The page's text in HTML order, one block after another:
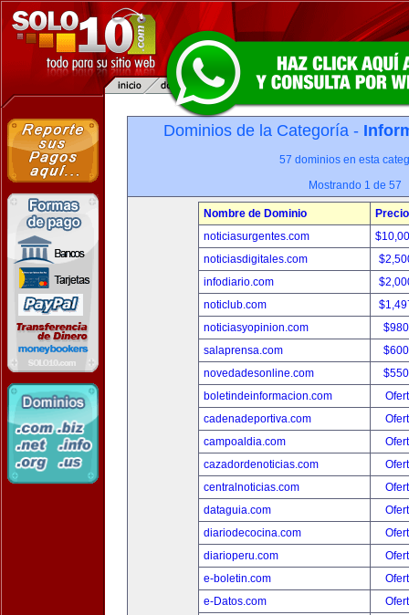
Dominios de la Categoría -
57 dominios en esta
Mostrando 1 de 57
Nombre de Dominio
Precio
noticiasurgentes.com
noticiasdigitales.com
infodiario.com
noticlub.com
noticiasyopinion.com
salaprensa.com
novedadesonline.com
boletindeinformacion.com
cadenadeportiva.com
campoaldia.com
cazadordenoticias.com
centralnoticias.com
dataguia.com
diariodecocina.com
diarioperu.com
e-boletin.com
e-Datos.com